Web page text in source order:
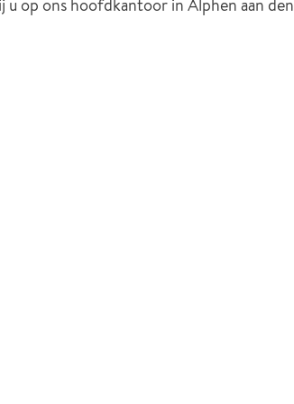
u op ons hoofdkantoor in Alphen aan den